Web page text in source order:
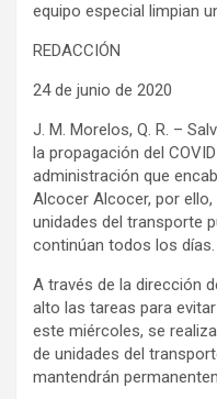
equipo especial limpian
REDACCIÓN
24 de junio de 2020
J. M. Morelos, Q. R. –
la propagación del
administración que
Alcocer Alcocer, por
unidades del transporte
continúan todos los días.
A través de la dirección
alto las tareas para
este miércoles, se
de unidades del
mantendrán